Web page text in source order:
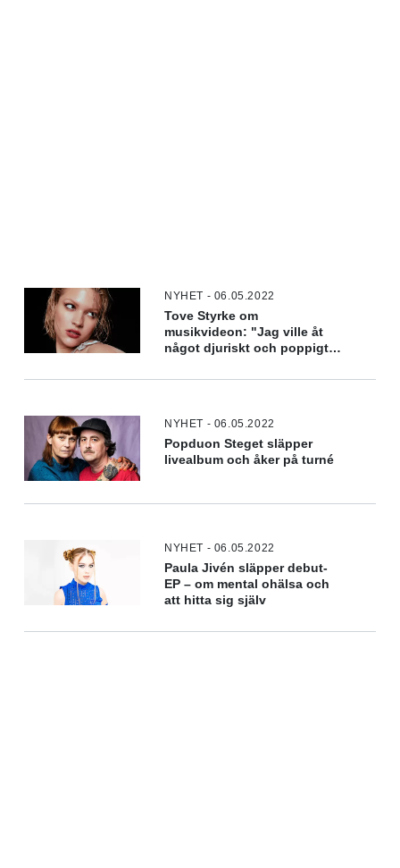
NYHET - 06.05.2022
Tove Styrke om
musikvideon: "Jag ville åt
något djuriskt och poppigt
NYHET - 06.05.2022
Popduon Steget släpper
livealbum och åker på turné
NYHET - 06.05.2022
Paula Jivén släpper debut-
EP – om mental ohälsa och
att hitta sig själv